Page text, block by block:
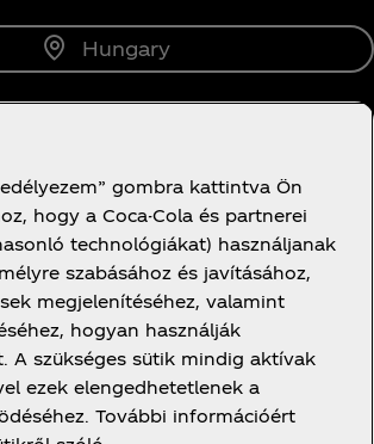
Hungary
gombra kattintva Ön
hogy a Coca-Cola és partnerei
technológiákat) használjanak
szabásához és javításához,
megjelenítéséhez, valamint
hogyan használják
A szükséges sütik mindig aktívak
ezek elengedhetetlenek a
További információért